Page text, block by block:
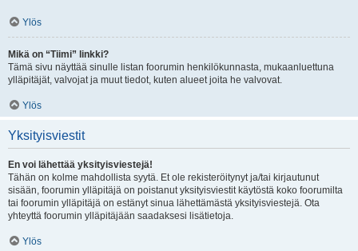
Ylös
Mikä on “Tiimi” linkki?
Tämä sivu näyttää sinulle listan foorumin henkilökunnasta, mukaanluettuna
ylläpitäjät, valvojat ja muut tiedot, kuten alueet joita he valvovat.
Ylös
Yksityisviestit
En voi lähettää yksityisviestejä!
Tähän on kolme mahdollista syytä. Et ole rekisteröitynyt ja/tai kirjautunut
sisään, foorumin ylläpitäjä on poistanut yksityisviestit käytöstä koko foorumilta
tai foorumin ylläpitäjä on estänyt sinua lähettämästä yksityisviestejä. Ota
yhteyttä foorumin ylläpitäjään saadaksesi lisätietoja.
Ylös